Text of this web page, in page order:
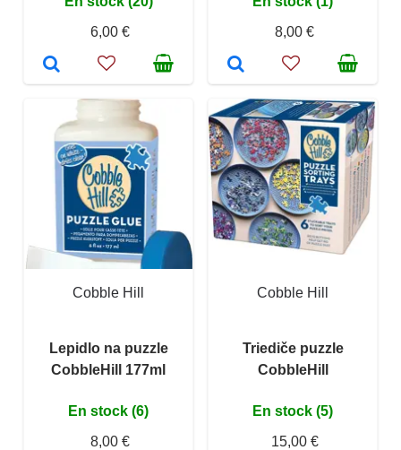
6,00 €
8,00 €
Cobble Hill
Lepidlo na puzzle
CobbleHill 177ml
En stock (6)
8,00 €
Cobble Hill
Triediče puzzle
CobbleHill
En stock (5)
15,00 €